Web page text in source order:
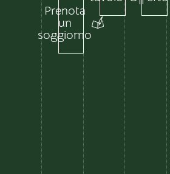
Prenota
un
soggiorno